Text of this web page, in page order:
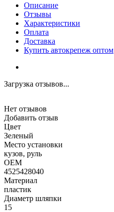
Описание
Отзывы
Характеристики
Оплата
Доставка
Купить автокрепеж оптом
Загрузка отзывов...
Нет отзывов
Добавить отзыв
Цвет
Зеленый
Место установки
кузов, руль
OEM
4525428040
Материал
пластик
Диаметр шляпки
15